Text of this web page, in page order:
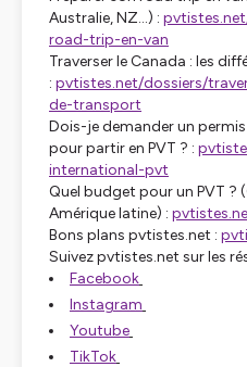
Australie, NZ…) :
road-trip-en-van
Traverser le Canada : les
: pvtistes.net/dossiers/
de-transport
Dois-je demander un
pour partir en PVT ? :
international-pvt
Quel budget pour un PVT ?
Amérique latine) :
Bons plans pvtistes.net :
Suivez pvtistes.net sur les
Facebook
Instagram
Youtube
TikTok